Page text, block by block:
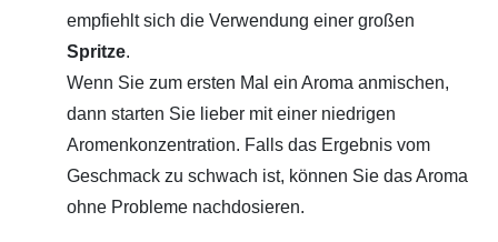
empfiehlt sich die Verwendung einer großen
Spritze.
Wenn Sie zum ersten Mal ein Aroma anmischen,
dann starten Sie lieber mit einer niedrigen
Aromenkonzentration. Falls das Ergebnis vom
Geschmack zu schwach ist, können Sie das Aroma
ohne Probleme nachdosieren.